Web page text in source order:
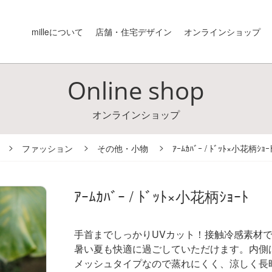
milleについて 店舗・住宅デザイン オンラインショップ
Online shop
オンラインショップ
ファッション その他・小物 ｱｰﾑｶﾊﾞｰ / ﾄﾞｯﾄ×小花柄ｼｮｰ
ｱｰﾑｶﾊﾞｰ / ﾄﾞｯﾄ×小花柄ｼｮｰﾄ
手首までしっかりUVカット！接触冷感素材
暑い夏も快適に過ごしていただけます。内
メッシュタイプなので蒸れにくく、涼しく